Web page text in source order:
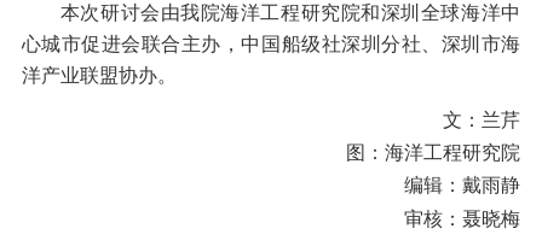
本次研讨会由我院海洋工程研究院和深圳全球海洋中
心城市促进会联合主办，中国船级社深圳分社、深圳市海
洋产业联盟协办。
文：兰芹
图：海洋工程研究院
编辑：戴雨静
审核：聂晓梅